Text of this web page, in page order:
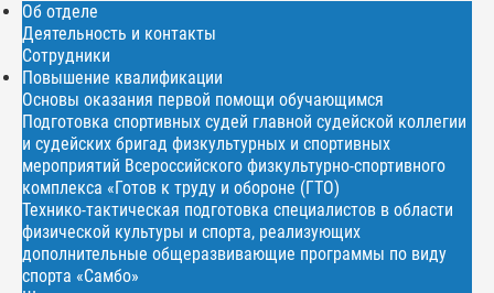
Об отделе
Деятельность и контакты
Сотрудники
Повышение квалификации
Основы оказания первой помощи обучающимся
Подготовка спортивных судей главной судейской коллегии
и судейских бригад физкультурных и спортивных
мероприятий Всероссийского физкультурно-спортивного
комплекса «Готов к труду и обороне (ГТО)
Технико-тактическая подготовка специалистов в области
физической культуры и спорта, реализующих
дополнительные общеразвивающие программы по виду
спорта «Самбо»